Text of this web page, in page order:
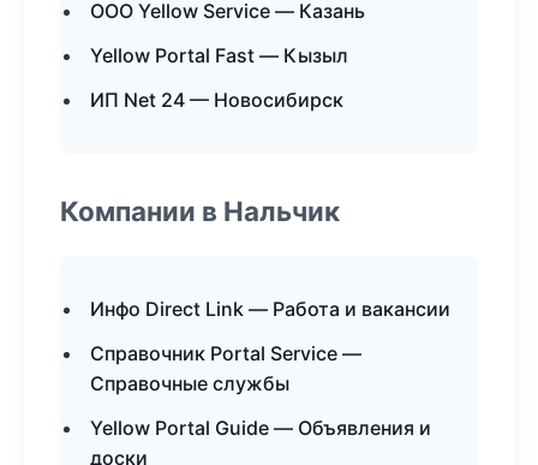
ООО Yellow Service — Казань
Yellow Portal Fast — Кызыл
ИП Net 24 — Новосибирск
Компании в Нальчик
Инфо Direct Link — Работа и вакансии
Справочник Portal Service —
Справочные службы
Yellow Portal Guide — Объявления и
доски